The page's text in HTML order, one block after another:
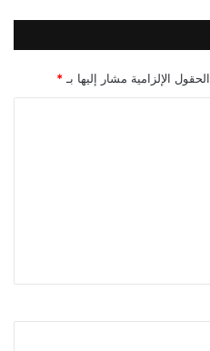
الحقول الإلزامية مشار إليها بـ *